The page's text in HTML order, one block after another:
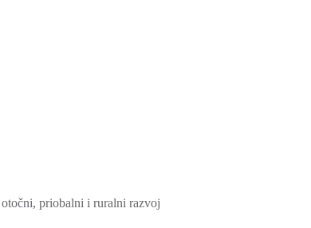
priobalni i ruralni razvoj